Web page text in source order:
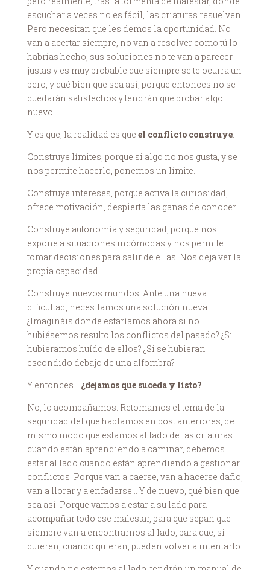
escuchar a veces no es fácil, las criaturas resuelven.
Pero necesitan que les demos la oportunidad. No
van a acertar siempre, no van a resolver como tú lo
habrías hecho, sus soluciones no te van a parecer
justas y es muy probable que siempre se te ocurra un
pero, y qué bien que sea así, porque entonces no se
quedarán satisfechos y tendrán que probar algo
nuevo.
Y es que, la realidad es que el conflicto construye.
Construye límites, porque si algo no nos gusta, y se
nos permite hacerlo, ponemos un límite.
Construye intereses, porque activa la curiosidad,
ofrece motivación, despierta las ganas de conocer.
Construye autonomía y seguridad, porque nos
expone a situaciones incómodas y nos permite
tomar decisiones para salir de ellas. Nos deja ver la
propia capacidad.
Construye nuevos mundos. Ante una nueva
dificultad, necesitamos una solución nueva.
¿Imagináis dónde estaríamos ahora si no
hubiésemos resulto los conflictos del pasado? ¿Si
hubieramos huído de ellos? ¿Si se hubieran
escondido debajo de una alfombra?
Y entonces… ¿dejamos que suceda y listo?
No, lo acompañamos. Retomamos el tema de la
seguridad del que hablamos en post anteriores, del
mismo modo que estamos al lado de las criaturas
cuando están aprendiendo a caminar, debemos
estar al lado cuando están aprendiendo a gestionar
conflictos. Porque van a caerse, van a hacerse daño,
van a llorar y a enfadarse… Y de nuevo, qué bien que
sea así. Porque vamos a estar a su lado para
acompañar todo ese malestar, para que sepan que
siempre van a encontrarnos al lado, para que, si
quieren, cuando quieran, pueden volver a intentarlo.